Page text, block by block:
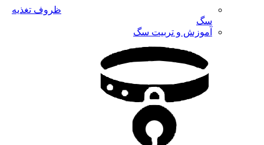
ظروف تغذیه
سگ
آموزش و تربیت سگ